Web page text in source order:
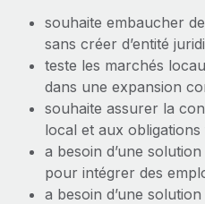
Mobilité et
Organisez facilement le
employés
Avantages sociaux
Mises à jour des
Intégrations Gusto et
freelances Plus
Remote a toujours pour
toute taille à embaucher, gérer
En savoir plus
souhaite embaucher
sans créer d’entité
teste les marchés
dans une expansion
souhaite assurer la
local et aux obligations
a besoin d’une
pour intégrer des
a besoin d’une